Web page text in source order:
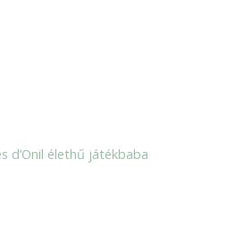
d’Onil élethű játékbaba